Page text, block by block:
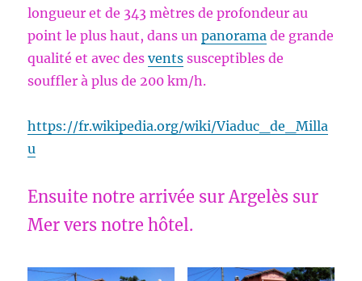
longueur et de 343 mètres de profondeur au
point le plus haut, dans unpanorama de grande
qualité et avec desvents susceptibles de
souffler à plus de 200 km/h.
https://fr.wikipedia.org/wiki/Viaduc_de_Milla
u
Ensuite notre arrivée sur Argelès sur
Mer vers notre hôtel.